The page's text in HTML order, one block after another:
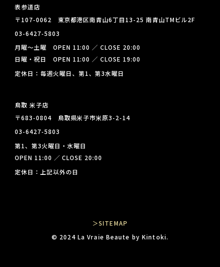
表参道店
〒107-0062 東京都港区南青山6丁目13-25 南青山TMビル2F
03-6427-5803
月曜～土曜 OPEN 11:00 ／ CLOSE 20:00
日曜・祝日 OPEN 11:00 ／ CLOSE 19:00
定休日：毎週火曜日、第1、第3水曜日
鳥取 米子店
〒683-0804 鳥取県米子市米原3-2-14
03-6427-5803
第1、第3火曜日・水曜日
OPEN 11:00 ／ CLOSE 20:00
定休日：上記以外の日
＞SITEMAP
© 2024 La Vraie Beaute by Kintoki.